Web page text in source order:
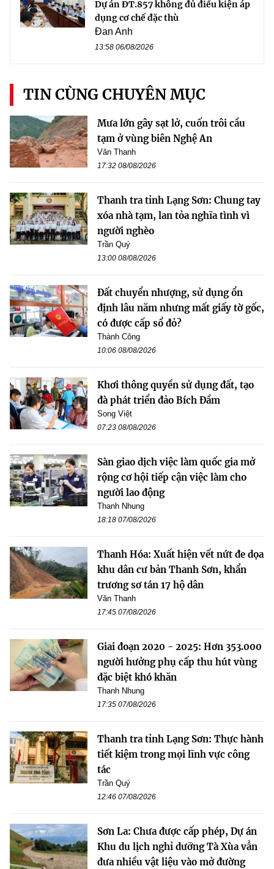
Dự án ĐT.857 không đủ điều kiện áp
dụng cơ chế đặc thù
Đan Anh
13:58 06/08/2026
TIN CÙNG CHUYÊN MỤC
Mưa lớn gây sạt lở, cuốn trôi cầu
tạm ở vùng biên Nghệ An
Văn Thanh
17:32 08/08/2026
Thanh tra tỉnh Lạng Sơn: Chung tay
xóa nhà tạm, lan tỏa nghĩa tình vì
người nghèo
Trần Quý
13:00 08/08/2026
Đất chuyển nhượng, sử dụng ổn
định lâu năm nhưng mất giấy tờ gốc,
có được cấp sổ đỏ?
Thành Công
10:06 08/08/2026
Khơi thông quyền sử dụng đất, tạo
đà phát triển đảo Bích Đầm
Song Việt
07:23 08/08/2026
Sàn giao dịch việc làm quốc gia mở
rộng cơ hội tiếp cận việc làm cho
người lao động
Thanh Nhung
18:18 07/08/2026
Thanh Hóa: Xuất hiện vết nứt đe dọa
khu dân cư bản Thanh Sơn, khẩn
trương sơ tán 17 hộ dân
Văn Thanh
17:45 07/08/2026
Giai đoạn 2020 - 2025: Hơn 353.000
người hưởng phụ cấp thu hút vùng
đặc biệt khó khăn
Thanh Nhung
17:35 07/08/2026
Thanh tra tỉnh Lạng Sơn: Thực hành
tiết kiệm trong mọi lĩnh vực công
tác
Trần Quý
12:46 07/08/2026
Sơn La: Chưa được cấp phép, Dự án
Khu du lịch nghỉ dưỡng Tà Xùa vẫn
đưa nhiều vật liệu vào mở đường